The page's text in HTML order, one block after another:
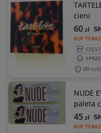
cieni
KUP TERAZ
60zł
NUDE
paleta
KUP TERAZ
45zł